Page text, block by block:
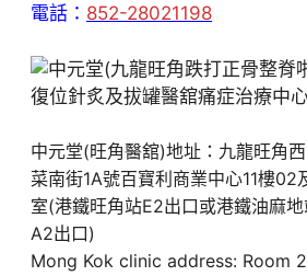
電話： 852-28021198
中元堂(旺角醫舘)地址：九龍旺角
菜南街1A號百寶利商業中心11樓02
室(港鐵旺角站E2出口或港鐵油麻
A2出口)
Mong Kok clinic address: Room